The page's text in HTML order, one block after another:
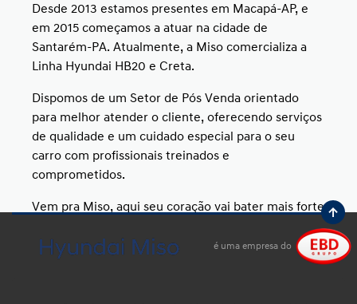
Desde 2013 estamos presentes em Macapá-AP, e
em 2015 começamos a atuar na cidade de
Santarém-PA. Atualmente, a Miso comercializa a
Linha Hyundai HB20 e Creta.
Dispomos de um Setor de Pós Venda orientado
para melhor atender o cliente, oferecendo serviços
de qualidade e um cuidado especial para o seu
carro com profissionais treinados e
comprometidos.
Vem pra Miso, aqui seu coração vai bater mais forte
é uma empresa do